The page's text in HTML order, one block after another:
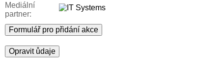
Mediální
partner:
Formulář pro přidání akce
Opravit ůdaje